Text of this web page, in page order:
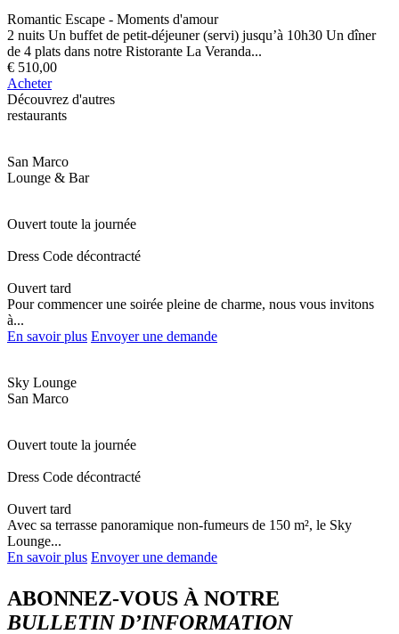
Romantic Escape - Moments d'amour
2 nuits Un buffet de petit-déjeuner (servi) jusqu’à 10h30 Un dîner
de 4 plats dans notre Ristorante La Veranda...
€ 510,00
Acheter
Découvrez d'autres
restaurants
San Marco
Lounge & Bar
Ouvert toute la journée
Dress Code décontracté
Ouvert tard
Pour commencer une soirée pleine de charme, nous vous invitons
à...
En savoir plus Envoyer une demande
Sky Lounge
San Marco
Ouvert toute la journée
Dress Code décontracté
Ouvert tard
Avec sa terrasse panoramique non-fumeurs de 150 m², le Sky
Lounge...
En savoir plus Envoyer une demande
ABONNEZ-VOUS À NOTRE
BULLETIN D’INFORMATION